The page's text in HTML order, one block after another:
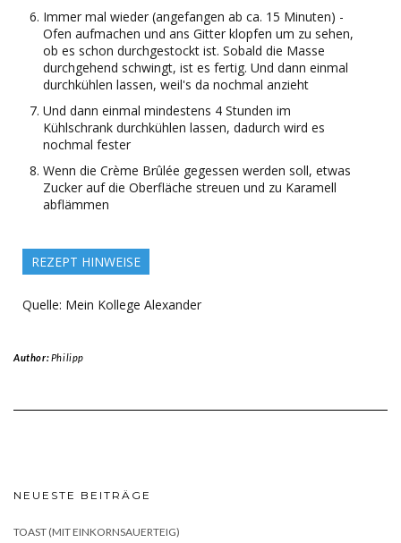
Immer mal wieder (angefangen ab ca. 15 Minuten) -
Ofen aufmachen und ans Gitter klopfen um zu sehen,
ob es schon durchgestockt ist. Sobald die Masse
durchgehend schwingt, ist es fertig. Und dann einmal
durchkühlen lassen, weil's da nochmal anzieht
Und dann einmal mindestens 4 Stunden im
Kühlschrank durchkühlen lassen, dadurch wird es
nochmal fester
Wenn die Crème Brûlée gegessen werden soll, etwas
Zucker auf die Oberfläche streuen und zu Karamell
abflämmen
REZEPT HINWEISE
Quelle: Mein Kollege Alexander
Author:Philipp
NEUESTE BEITRÄGE
TOAST (MIT EINKORNSAUERTEIG)